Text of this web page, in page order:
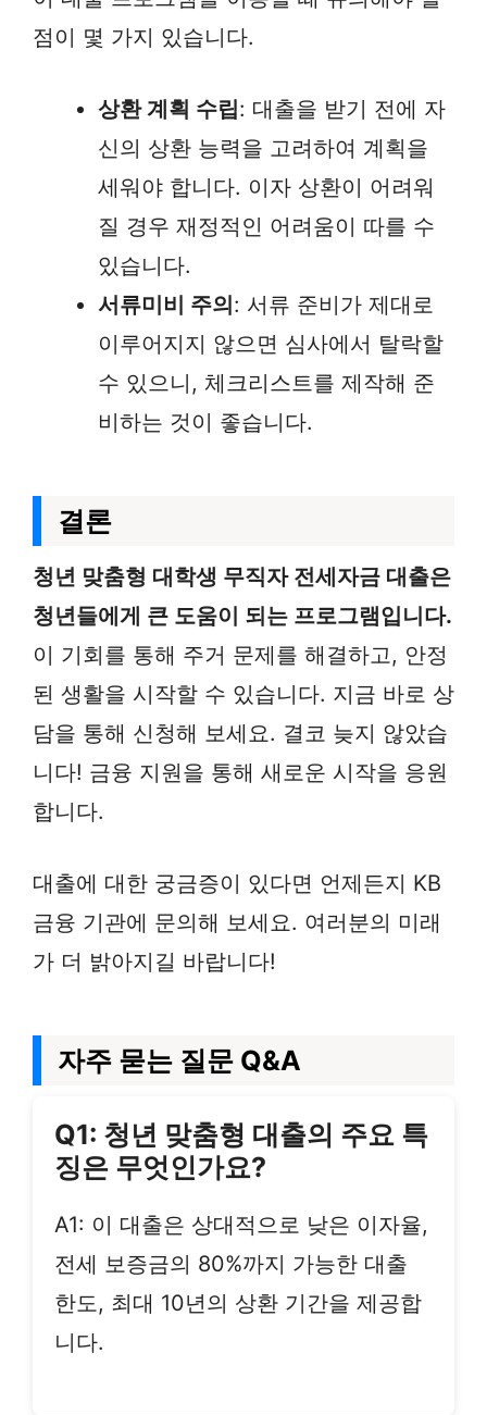
점이 몇 가지 있습니다.
상환 계획 수립: 대출을 받기 전에 자
신의 상환 능력을 고려하여 계획을
세워야 합니다. 이자 상환이 어려워
질 경우 재정적인 어려움이 따를 수
있습니다.
서류미비 주의: 서류 준비가 제대로
이루어지지 않으면 심사에서 탈락할
수 있으니, 체크리스트를 제작해 준
비하는 것이 좋습니다.
결론
청년 맞춤형 대학생 무직자 전세자금 대출은
청년들에게 큰 도움이 되는 프로그램입니다.
이 기회를 통해 주거 문제를 해결하고, 안정
된 생활을 시작할 수 있습니다. 지금 바로 상
담을 통해 신청해 보세요. 결코 늦지 않았습
니다! 금융 지원을 통해 새로운 시작을 응원
합니다.
대출에 대한 궁금증이 있다면 언제든지 KB
금융 기관에 문의해 보세요. 여러분의 미래
가 더 밝아지길 바랍니다!
자주 묻는 질문 Q&A
Q1: 청년 맞춤형 대출의 주요 특
징은 무엇인가요?
A1: 이 대출은 상대적으로 낮은 이자율,
전세 보증금의 80%까지 가능한 대출
한도, 최대 10년의 상환 기간을 제공합
니다.